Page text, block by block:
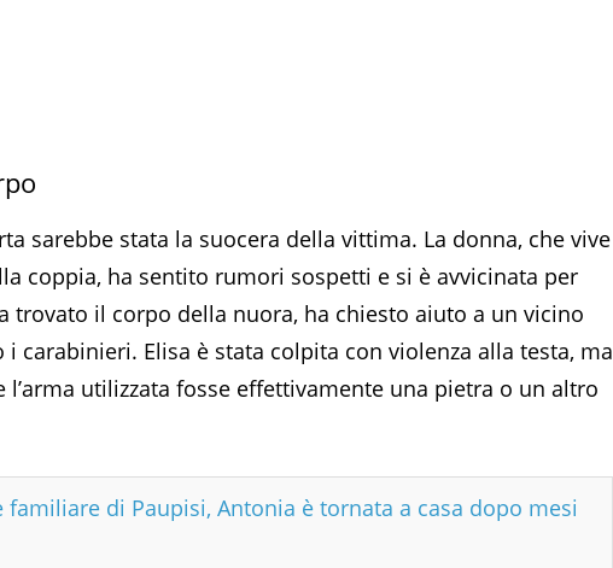
sarebbe stata la suocera della vittima. La donna, che vive
coppia, ha sentito rumori sospetti e si è avvicinata per
trovato il corpo della nuora, ha chiesto aiuto a un vicino
carabinieri. Elisa è stata colpita con violenza alla testa, ma
l’arma utilizzata fosse effettivamente una pietra o un altro
familiare di Paupisi, Antonia è tornata a casa dopo mesi